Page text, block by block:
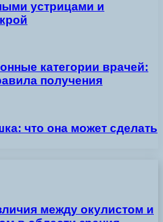
устрицами и
категории врачей:
получения
что она может сделать
между окулистом и